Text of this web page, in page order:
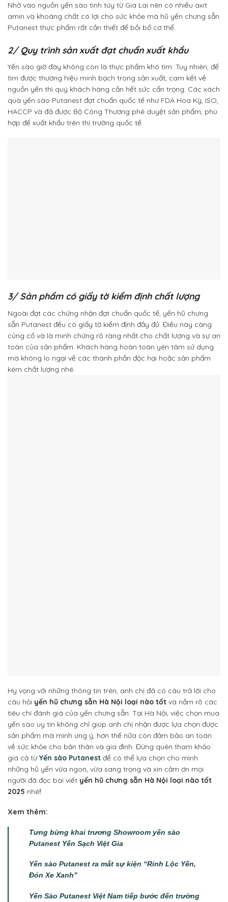
Nhờ vào nguồn yến sào tinh túy từ Gia Lai nên có nhiều axit
amin và khoáng chất có lợi cho sức khỏe mà hũ yến chưng sẵn
Putanest thực phẩm rất cần thiết để bồi bổ cơ thể.
2/ Quy trình sản xuất đạt chuẩn xuất khẩu
Yến sào giờ đây không còn là thực phẩm khó tìm. Tuy nhiên, để
tìm được thương hiệu minh bạch trong sản xuất, cam kết về
nguồn yến thì quý khách hàng cần hết sức cẩn trọng. Các xách
quà yến sào Putanest đạt chuẩn quốc tế như FDA Hoa Kỳ, ISO,
HACCP và đã được Bộ Công Thương phê duyệt sản phẩm, phù
hợp để xuất khẩu trên thị trường quốc tế.
3/ Sản phẩm có giấy tờ kiểm định chất lượng
Ngoài đạt các chứng nhận đạt chuẩn quốc tế, yến hũ chưng
sẵn Putanest đều có giấy tờ kiểm định đầy đủ. Điều này càng
củng cố và là minh chứng rõ ràng nhất cho chất lượng và sự an
toàn của sản phẩm. Khách hàng hoàn toàn yên tâm sử dụng
mà không lo ngại về các thành phần độc hại hoặc sản phẩm
kém chất lượng nhé.
Hy vọng với những thông tin trên, anh chị đã có câu trả lời cho
câu hỏi yến hũ chưng sẵn Hà Nội loại nào tốt và nắm rõ các
tiêu chí đánh giá của yến chưng sẵn. Tại Hà Nội, việc chọn mua
yến sào uy tín không chỉ giúp anh chị nhận được lựa chọn được
sản phẩm mà mình ưng ý, hơn thế nữa còn đảm bảo an toàn
về sức khỏe cho bản thân và gia đình. Đừng quên tham khảo
giá cả từYến sào Putanest để có thể lựa chọn cho mình
những hũ yến vừa ngon, vừa sang trọng và xin cảm ơn mọi
người đã đọc bài viết yến hũ chưng sẵn Hà Nội loại nào tốt
2025 nhé!
Xem thêm:
Tưng bừng khai trương Showroom yến sào
Putanest Yến Sạch Việt Gia
Yến sào Putanest ra mắt sự kiện “Rinh Lộc Yến,
Đón Xe Xanh”
Yến Sào Putanest Việt Nam tiếp bước đến trường